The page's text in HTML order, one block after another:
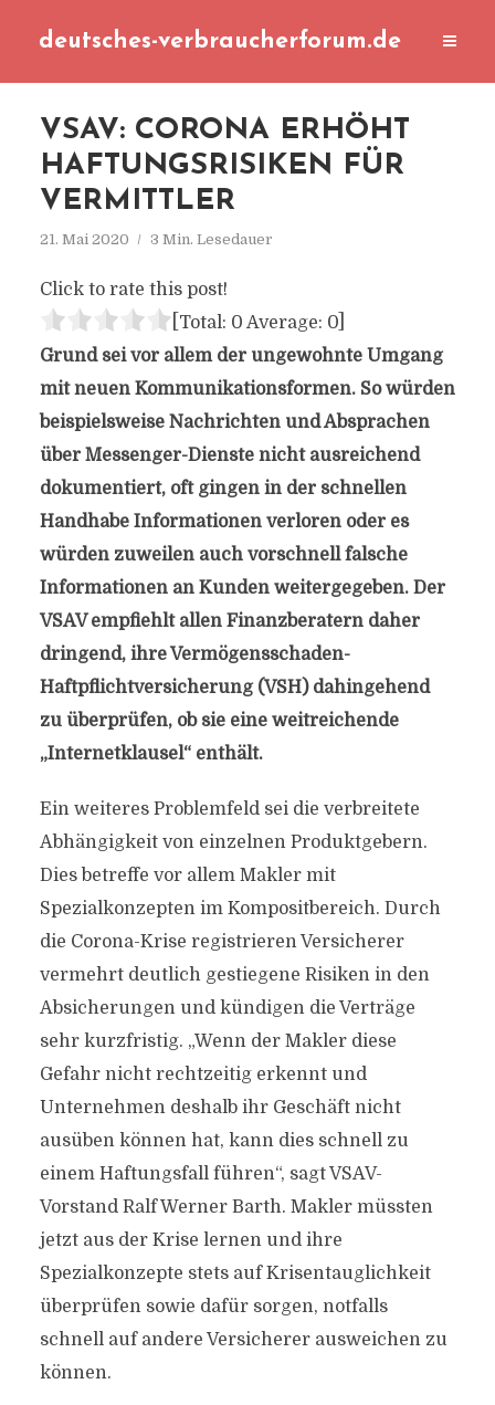
deutsches-verbraucherforum.de
VSAV: CORONA ERHÖHT
HAFTUNGSRISIKEN FÜR
VERMITTLER
21. Mai 2020 3 Min. Lesedauer
Click to rate this post!
[Total: 0 Average: 0]
Grund sei vor allem der ungewohnte Umgang
mit neuen Kommunikationsformen. So würden
beispielsweise Nachrichten und Absprachen
über Messenger-Dienste nicht ausreichend
dokumentiert, oft gingen in der schnellen
Handhabe Informationen verloren oder es
würden zuweilen auch vorschnell falsche
Informationen an Kunden weitergegeben. Der
VSAV empfiehlt allen Finanzberatern daher
dringend, ihre Vermögensschaden-
Haftpflichtversicherung (VSH) dahingehend
zu überprüfen, ob sie eine weitreichende
„Internetklausel“ enthält.
Ein weiteres Problemfeld sei die verbreitete
Abhängigkeit von einzelnen Produktgebern.
Dies betreffe vor allem Makler mit
Spezialkonzepten im Kompositbereich. Durch
die Corona-Krise registrieren Versicherer
vermehrt deutlich gestiegene Risiken in den
Absicherungen und kündigen die Verträge
sehr kurzfristig. „Wenn der Makler diese
Gefahr nicht rechtzeitig erkennt und
Unternehmen deshalb ihr Geschäft nicht
ausüben können hat, kann dies schnell zu
einem Haftungsfall führen“, sagt VSAV-
Vorstand Ralf Werner Barth. Makler müssten
jetzt aus der Krise lernen und ihre
Spezialkonzepte stets auf Krisentauglichkeit
überprüfen sowie dafür sorgen, notfalls
schnell auf andere Versicherer ausweichen zu
können.